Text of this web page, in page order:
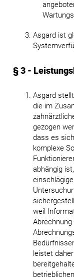
Asgard ist
§ 3 -
Asgard
die im
gezogen
dass es
komplexe
abhängig
weil
leistet